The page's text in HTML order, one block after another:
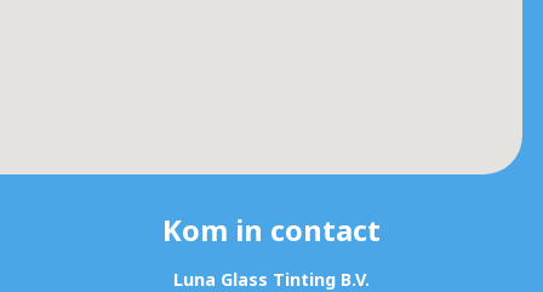
Kom in contact
Luna Glass Tinting B.V.